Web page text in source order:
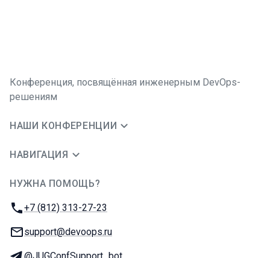
Конференция, посвящённая инженерным DevOps-
решениям
НАШИ КОНФЕРЕНЦИИ
НАВИГАЦИЯ
НУЖНА ПОМОЩЬ?
Телефон:
+7 (812) 313-27-23
E-mail:
support@devoops.ru